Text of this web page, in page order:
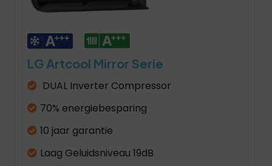
LG Artcool Mirror Serie
DUAL Inverter Compressor
70% energiebesparing
10 jaar garantie
Laag Geluidsniveau 19dB